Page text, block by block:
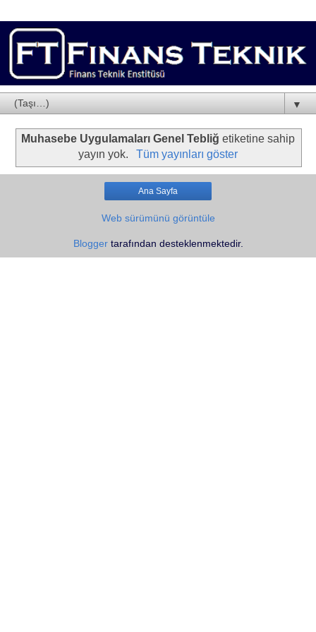
▼
Muhasebe Uygulamaları Genel Tebliğ etiketine sahip
yayın yok.
Tüm yayınları göster
Ana Sayfa
Web sürümünü görüntüle
Bloggertarafından desteklenmektedir.